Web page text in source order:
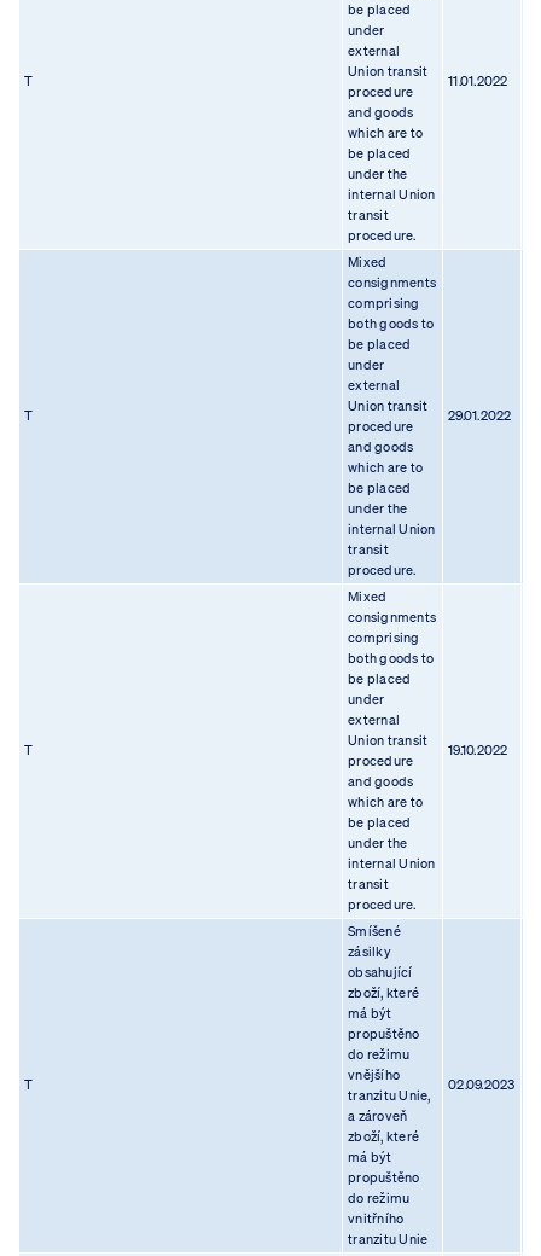
T
be placed
under
external
Union transit
procedure
and goods
which are to
be placed
under the
internal Union
transit
procedure.
11.01.2022
T
Mixed
consignments
comprising
both goods to
be placed
under
external
Union transit
procedure
and goods
which are to
be placed
under the
internal Union
transit
procedure.
29.01.2022
T
Mixed
consignments
comprising
both goods to
be placed
under
external
Union transit
procedure
and goods
which are to
be placed
under the
internal Union
transit
procedure.
19.10.2022
T
Smíšené
zásilky
obsahující
zboží, které
má být
propuštěno
do režimu
vnějšího
tranzitu Unie,
a zároveň
zboží, které
má být
propuštěno
do režimu
vnitřního
tranzitu Unie
02.09.2023